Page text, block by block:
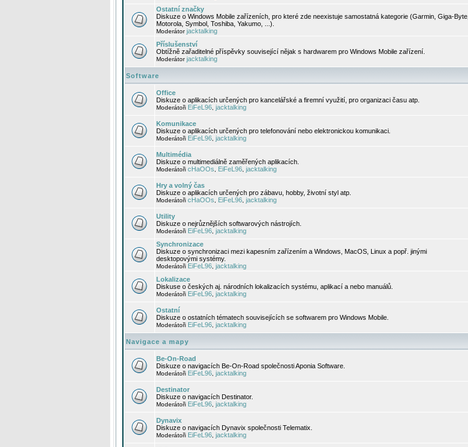
Ostatní značky
Diskuze o Windows Mobile zařízeních, pro které zde neexistuje samostatná kategorie (Garmin, Giga-Byte,
Motorola, Symbol, Toshiba, Yakumo, ...).
Moderátorjacktalking
Příslušenství
Obtížně zařaditelné příspěvky související nějak s hardwarem pro Windows Mobile zařízení.
Moderátorjacktalking
Software
Office
Diskuze o aplikacích určených pro kancelářské a firemní využití, pro organizaci času atp.
Moderátoři EiFeL96 jacktalking
Komunikace
Diskuze o aplikacích určených pro telefonování nebo elektronickou komunikaci.
Moderátoři EiFeL96 jacktalking
Multimédia
Diskuze o multimediálně zaměřených aplikacích.
Moderátoři cHaOOs EiFeL96 jacktalking
Hry a volný čas
Diskuze o aplikacích určených pro zábavu, hobby, životní styl atp.
Moderátoři cHaOOs EiFeL96 jacktalking
Utility
Diskuze o nejrůznějších softwarových nástrojích.
Moderátoři EiFeL96 jacktalking
Synchronizace
Diskuze o synchronizaci mezi kapesním zařízením a Windows, MacOS, Linux a popř. jinými
desktopovými systémy.
Moderátoři EiFeL96 jacktalking
Lokalizace
Diskuse o českých aj. národních lokalizacích systému, aplikací a nebo manuálů.
Moderátoři EiFeL96 jacktalking
Ostatní
Diskuze o ostatních tématech souvisejících se softwarem pro Windows Mobile.
Moderátoři EiFeL96 jacktalking
Navigace a mapy
Be-On-Road
Diskuze o navigacích Be-On-Road společnosti Aponia Software.
Moderátoři EiFeL96 jacktalking
Destinator
Diskuze o navigacích Destinator.
Moderátoři EiFeL96 jacktalking
Dynavix
Diskuze o navigacích Dynavix společnosti Telematix.
Moderátoři EiFeL96 jacktalking